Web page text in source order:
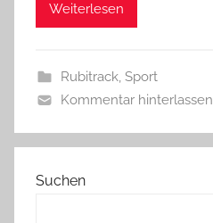
Weiterlesen
Rubitrack, Sport
Kommentar hinterlassen
Suchen